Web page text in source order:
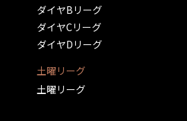
ダイヤBリーグ
ダイヤCリーグ
ダイヤDリーグ
土曜リーグ
土曜リーグ